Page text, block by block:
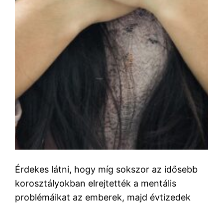
Érdekes látni, hogy míg sokszor az idősebb
korosztályokban elrejtették a mentális
problémáikat az emberek, majd évtizedek